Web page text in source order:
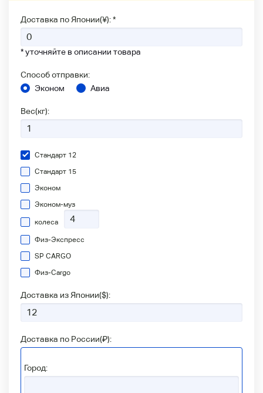
Доставка по Японии(¥): *
* уточняйте в описании товара
Способ отправки:
Эконом
Авиа
Вес(кг):
Стандарт 12
Стандарт 15
Эконом
Эконом-муз
колеса
Физ-Экспресс
SP CARGO
Физ-Сargo
Доставка из Японии($):
Доставка по России(₽):
Город: